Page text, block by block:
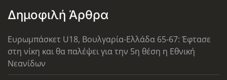
Δημοφιλή Άρθρα
Ευρωμπάσκετ U18, Βουλγαρία-Ελλάδα 65-67: Έφτασε
στη νίκη και θα παλέψει για την 5η θέση η Εθνική
Νεανίδων